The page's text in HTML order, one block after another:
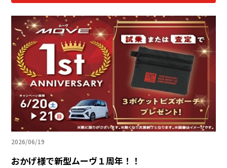
2026/06/19
おかげ様で新型ムーヴ１周年！！